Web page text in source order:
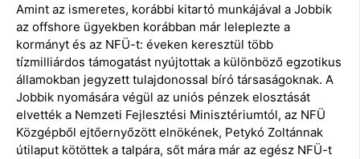
Amint az ismeretes, korábbi kitartó munkájával a Jobbik
az offshore ügyekben korábban már leleplezte a
kormányt és az NFÜ-t: éveken keresztül több
tízmilliárdos támogatást nyújtottak a különböző egzotikus
államokban jegyzett tulajdonossal bíró társaságoknak. A
Jobbik nyomására végül az uniós pénzek elosztását
elvették a Nemzeti Fejlesztési Minisztériumtól, az NFÜ
Közgépből ejtőernyőzött elnökének, Petykó Zoltánnak
útilaput kötöttek a talpára, sőt mára már az egész NFÜ-t